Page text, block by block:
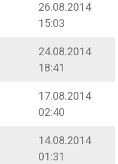
26.08.2014
15:03
24.08.2014
18:41
17.08.2014
02:40
14.08.2014
01:31